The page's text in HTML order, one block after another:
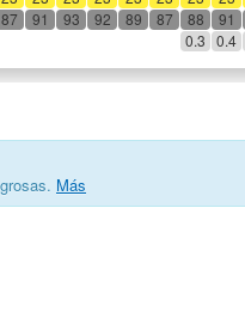
87 91 93 92 89 87 88 91
0.3 0.4
Más